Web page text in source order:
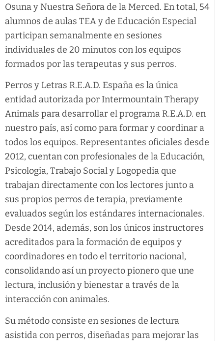
Osuna y Nuestra Señora de la Merced. En total, 54
alumnos de aulas TEA y de Educación Especial
participan semanalmente en sesiones
individuales de 20 minutos con los equipos
formados por las terapeutas y sus perros.
Perros y Letras R.E.A.D. España es la única
entidad autorizada por Intermountain Therapy
Animals para desarrollar el programa R.E.A.D. en
nuestro país, así como para formar y coordinar a
todos los equipos. Representantes oficiales desde
2012, cuentan con profesionales de la Educación,
Psicología, Trabajo Social y Logopedia que
trabajan directamente con los lectores junto a
sus propios perros de terapia, previamente
evaluados según los estándares internacionales.
Desde 2014, además, son los únicos instructores
acreditados para la formación de equipos y
coordinadores en todo el territorio nacional,
consolidando así un proyecto pionero que une
lectura, inclusión y bienestar a través de la
interacción con animales.
Su método consiste en sesiones de lectura
asistida con perros, diseñadas para mejorar las